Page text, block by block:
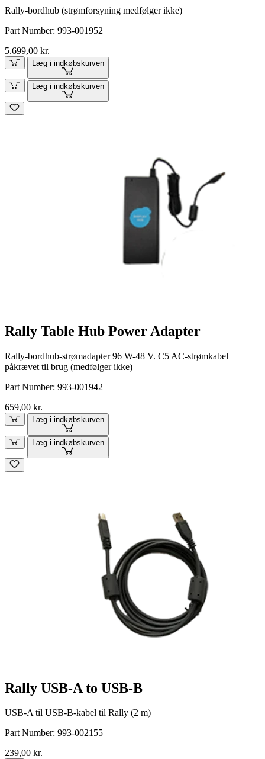
Rally-bordhub (strømforsyning medfølger ikke)
Part Number: 993-001952
5.699,00 kr.
Læg i indkøbskurven
Læg i indkøbskurven
Rally Table Hub Power Adapter
Rally-bordhub-strømadapter 96 W-48 V. C5 AC-strømkabel
påkrævet til brug (medfølger ikke)
Part Number: 993-001942
659,00 kr.
Læg i indkøbskurven
Læg i indkøbskurven
Rally USB-A to USB-B
USB-A til USB-B-kabel til Rally (2 m)
Part Number: 993-002155
239,00 kr.